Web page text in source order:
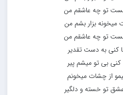
تو چه عاشقم من
بزار بشم من
تو چه عاشقم من
کنی به دست تقدیر
کنی بی تو میشم پیر
از چشات میخونم
تو خسته و دلگیر